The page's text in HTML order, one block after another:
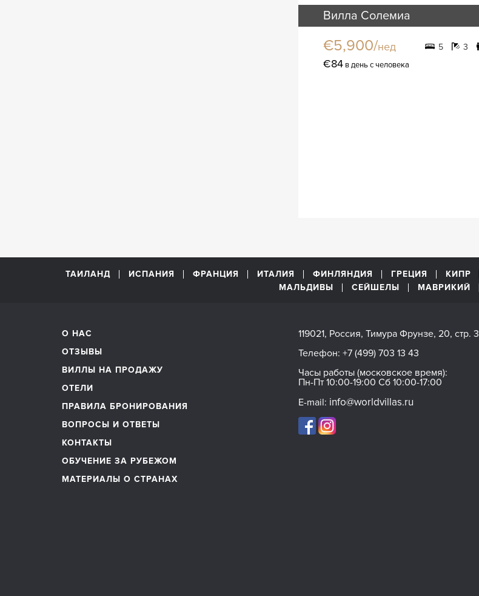
Вилла Солемиа
€5,900/нед 5 3
€84 в день с человека
ТАИЛАНД ИСПАНИЯ ФРАНЦИЯ ИТАЛИЯ ФИНЛЯНДИЯ ГРЕЦИЯ КИПР
МАЛЬДИВЫ
СЕЙШЕЛЫ МАВРИКИЙ
О НАС
ОТЗЫВЫ
ВИЛЛЫ НА ПРОДАЖУ
ОТЕЛИ
ПРАВИЛА БРОНИРОВАНИЯ
ВОПРОСЫ И ОТВЕТЫ
КОНТАКТЫ
ОБУЧЕНИЕ ЗА РУБЕЖОМ
МАТЕРИАЛЫ О СТРАНАХ
119021, Россия, Тимура Фрунзе, 20, стр. 3
Телефон: +7 (499) 703 13 43
Часы работы (московское время):
Пн-Пт 10:00-19:00 Сб 10:00-17:00
E-mail: info@worldvillas.ru